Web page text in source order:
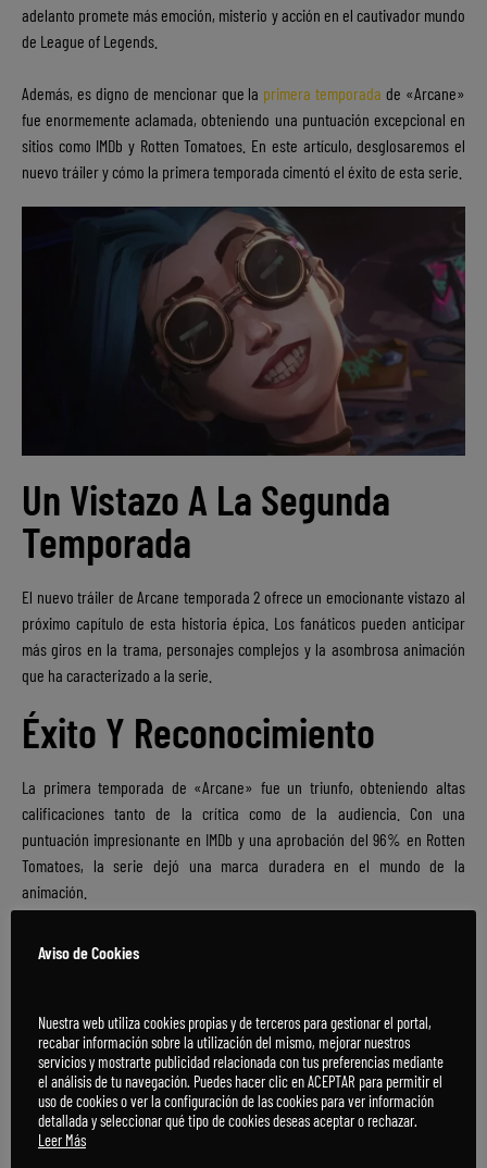
adelanto promete más emoción, misterio y acción en el cautivador mundo
de League of Legends.
Además, es digno de mencionar que la primera temporada de «Arcane»
fue enormemente aclamada, obteniendo una puntuación excepcional en
sitios como IMDb y Rotten Tomatoes. En este artículo, desglosaremos el
nuevo tráiler y cómo la primera temporada cimentó el éxito de esta serie.
Un Vistazo A La Segunda
Temporada
El nuevo tráiler de Arcane temporada 2 ofrece un emocionante vistazo al
próximo capítulo de esta historia épica. Los fanáticos pueden anticipar
más giros en la trama, personajes complejos y la asombrosa animación
que ha caracterizado a la serie.
Éxito Y Reconocimiento
La primera temporada de «Arcane» fue un triunfo, obteniendo altas
calificaciones tanto de la crítica como de la audiencia. Con una
puntuación impresionante en IMDb y una aprobación del 96% en Rotten
Tomatoes, la serie dejó una marca duradera en el mundo de la
animación.
Aviso de Cookies
Nuestra web utiliza cookies propias y de terceros para gestionar el portal,
recabar información sobre la utilización del mismo, mejorar nuestros
servicios y mostrarte publicidad relacionada con tus preferencias mediante
el análisis de tu navegación. Puedes hacer clic en ACEPTAR para permitir el
uso de cookies o ver la configuración de las cookies para ver información
detallada y seleccionar qué tipo de cookies deseas aceptar o rechazar.
Leer Más